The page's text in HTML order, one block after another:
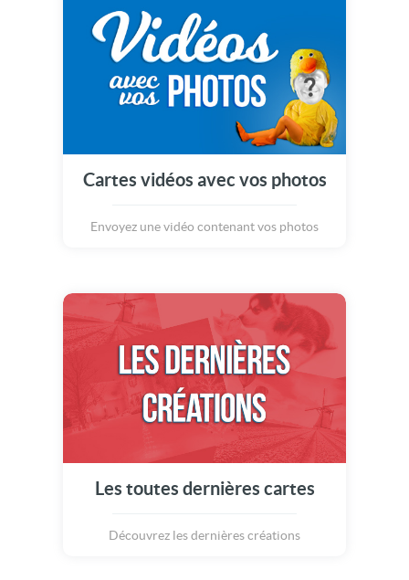
Cartes vidéos avec vos photos
Envoyez une vidéo contenant vos photos
Les toutes dernières cartes
Découvrez les dernières créations